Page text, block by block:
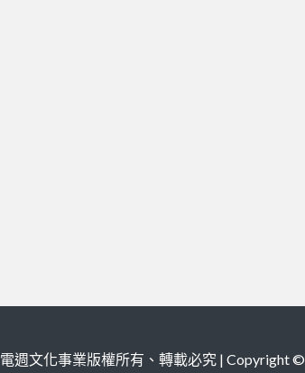
電週文化事業版權所有、轉載必究 | Copyright ©